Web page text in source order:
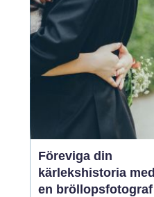
Föreviga din
kärlekshistoria med
en bröllopsfotograf